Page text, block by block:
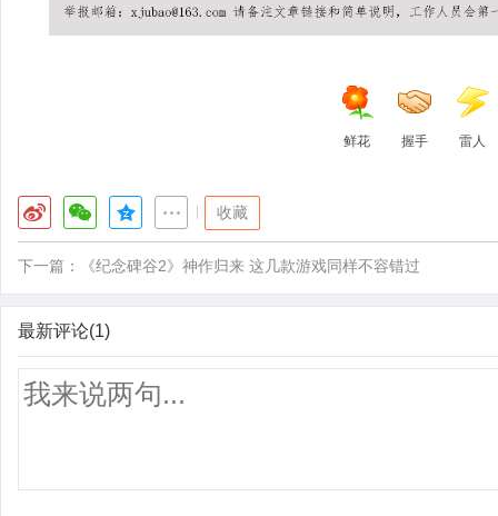
鲜花 握手 雷人
收藏
下一篇： 《纪念碑谷2》神作归来 这几款游戏同样不容错过
最新评论(1)